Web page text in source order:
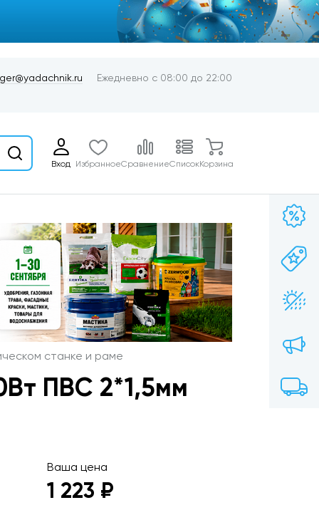
Ежедневно с 08:00 до 22:00
Вход ИзбранноеСравнениеСписокКорзина
станке и раме
ПВС 2*1,5мм
Ваша цена
1 223 ₽